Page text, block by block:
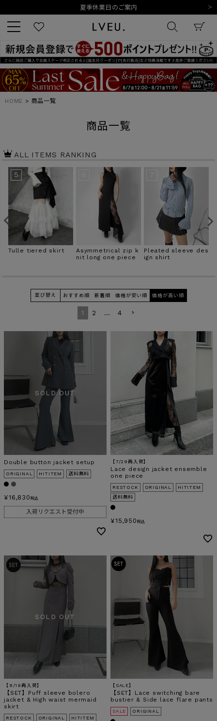
令和8年熊本地震の影響によるお荷物のお届けについて
新規会員登録でもれなく500ポイントプレゼント
令和8年熊本地震の影響によるお荷物のお届けについて
キーワード
販売タイプ
再入荷 SALE
商品タイプ
ORIGINAL HIT ITEM
価格（税込）
在庫なし商品
表示する 表示しない
検索
HOME 商品一覧
商品一覧
ALL ITEMS RANKING
5
Tulle tiered skirt
Asymmetrical zip k
nit long one piece
Pleated sleeve des
ign shirt
並び替え おすすめ順 新着順 価格が安い順 価格が高い順
1 2 … 4
Double button jacket setup
ORIGINAL HITITEM 送料無料
¥16,830 税込
入荷リクエスト受付中
【7/29再入荷】
Lace design jacket ensemble
one piece
RESTOCK ORIGINAL
HITITEM
送料無料
¥15,950 税込
【8/19再入荷】
【SET】Puff sleeve bolero
jacket & High waist mermaid
skirt
RESTOCK ORIGINAL
HITITEM
【SALE】
【SET】Lace switching bare
bustier & Side lace flare pants
SALE ORIGINAL